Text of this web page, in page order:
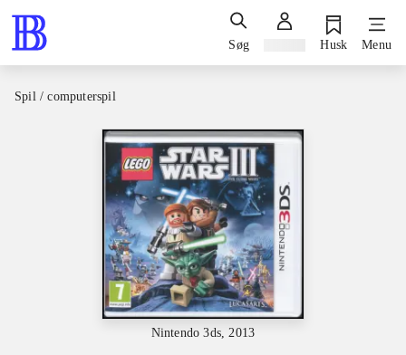
Søg Husk Menu
Spil / computerspil
Nintendo 3ds, 2013